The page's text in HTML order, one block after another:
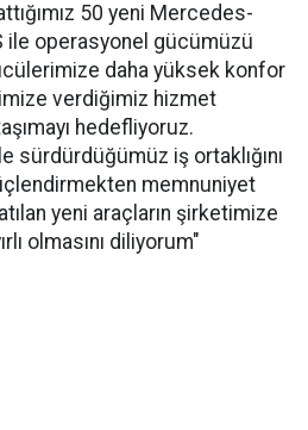
50 yeni Mercedes-
ile operasyonel gücümüzü
daha yüksek konfor
verdiğimiz hizmet
hedefliyoruz.
sürdürdüğümüz iş ortaklığını
memnuniyet
yeni araçların şirketimize
olmasını diliyorum"